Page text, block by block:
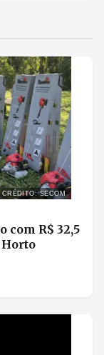
CRÉDITO: SECOM
com R$ 32,5